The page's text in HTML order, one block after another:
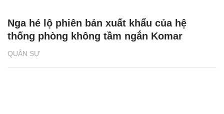
QUÂN SỰ
Nga hé lộ phiên bản xuất khẩu của hệ
thống phòng không tầm ngắn Komar